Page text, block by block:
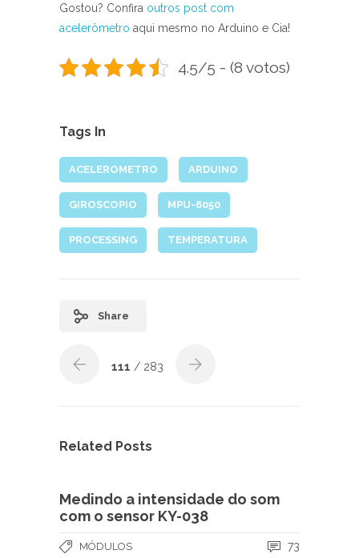
Gostou? Confira outros post com
acelerômetro aqui mesmo no Arduino e Cia!
4.5/5 - (8 votos)
Tags In
ACELEROMETRO ARDUINO
GIROSCOPIO MPU-6050
PROCESSING TEMPERATURA
Share
111 / 283
Related Posts
Medindo a intensidade do som
com o sensor KY-038
MÓDULOS 73